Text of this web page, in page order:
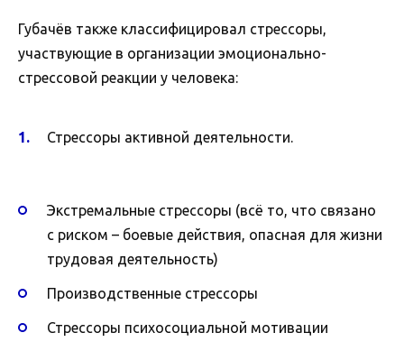
Губачёв также классифицировал стрессоры,
участвующие в организации эмоционально-
стрессовой реакции у человека:
Стрессоры активной деятельности.
Экстремальные стрессоры (всё то, что связано
с риском – боевые действия, опасная для жизни
трудовая деятельность)
Производственные стрессоры
Стрессоры психосоциальной мотивации